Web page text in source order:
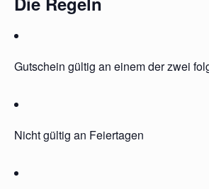
Gutschein gültig an einem der zwei
Nicht gültig an Feiertagen